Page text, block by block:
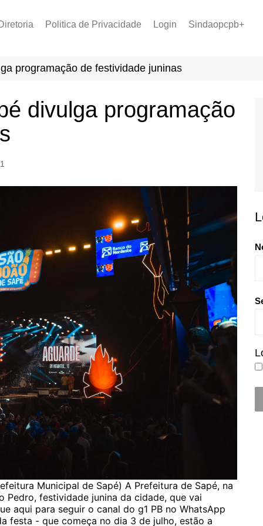
PCCR 2022
Tabela de Venc. 2025
Politica de Privacidade Login Sindaopcpb+
programação de festividade juninas
divulga programação
Municipal de Sapé) A Prefeitura de Sapé, na
Pedro, festividade junina da cidade, que vai
aqui para seguir o canal do g1 PB no WhatsApp
festa - que começa no dia 3 de julho, estão a